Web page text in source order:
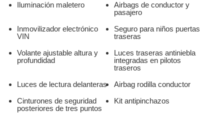
Iluminación maletero
Airbags de conductor y
pasajero
Inmovilizador electrónico
VIN
Seguro para niños puertas
traseras
Volante ajustable altura y
profundidad
Luces traseras antiniebla
integradas en pilotos
traseros
Luces de lectura delanteras
Airbag rodilla conductor
Cinturones de seguridad
posteriores de tres puntos
Kit antipinchazos